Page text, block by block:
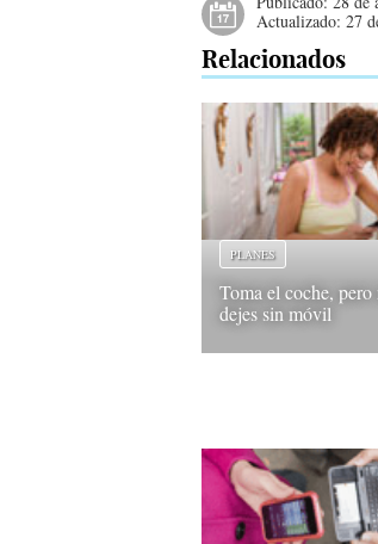
Actualizado:27
Relacionados
PLANES
Toma el coche, pero
dejes sin móvil